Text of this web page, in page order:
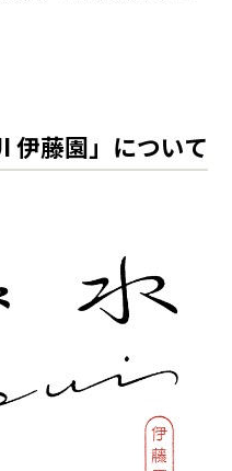
伊藤園」について